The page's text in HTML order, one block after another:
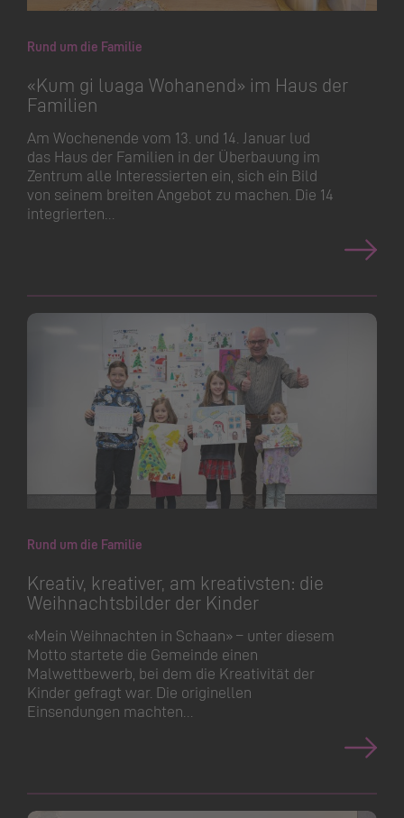
Rund um die Familie
«Kum gi luaga Wohanend» im Haus der
Familien
Am Wochenende vom 13. und 14. Januar lud
das Haus der Familien in der Überbauung im
Zentrum alle Interessierten ein, sich ein Bild
von seinem breiten Angebot zu machen. Die 14
integrierten…
Rund um die Familie
Kreativ, kreativer, am kreativsten: die
Weihnachtsbilder der Kinder
«Mein Weihnachten in Schaan» – unter diesem
Motto startete die Gemeinde einen
Malwettbewerb, bei dem die Kreativität der
Kinder gefragt war. Die originellen
Einsendungen machten…